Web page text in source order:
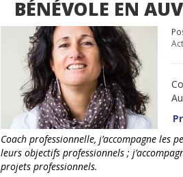
BÉNÉVOLE EN
Coach professionnelle, j’accompagne les
leurs objectifs professionnels ;
projets professionnels.